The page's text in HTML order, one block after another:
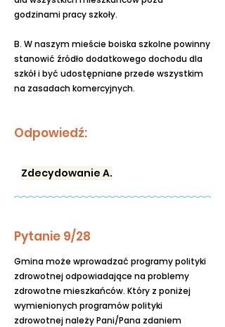
godzinami pracy szkoły.
B. W naszym mieście boiska szkolne powinny
stanowić źródło dodatkowego dochodu dla
szkół i być udostępniane przede wszystkim
na zasadach komercyjnych.
Odpowiedź:
Zdecydowanie A.
Pytanie 9/28
Gmina może wprowadzać programy polityki
zdrowotnej odpowiadające na problemy
zdrowotne mieszkańców. Który z poniżej
wymienionych programów polityki
zdrowotnej należy Pani/Pana zdaniem